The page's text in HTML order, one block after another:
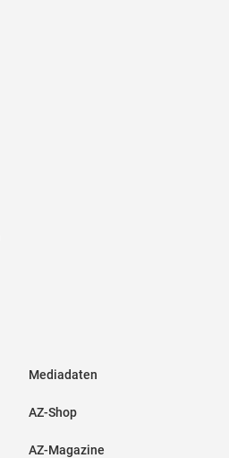
Mediadaten
AZ-Shop
AZ-Magazine